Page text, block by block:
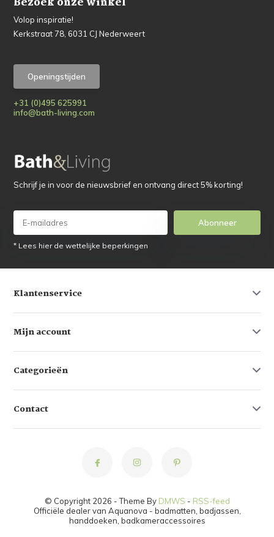
Volop inspiratie!
Kerkstraat 78, 6031 CJ Nederweert
Openingstijden
+31 (0)495 625991
info@bath-living.com
Schrijf je in voor de nieuwsbrief en ontvang direct 5% korting!
Abonneer
* Lees hier de wettelijke beperkingen
Klantenservice
Mijn account
Categorieën
Contact
© Copyright 2026 - Theme By DMWS - RSS-feed
Officiële dealer van Aquanova - badmatten, badjassen,
handdoeken, badkameraccessoires